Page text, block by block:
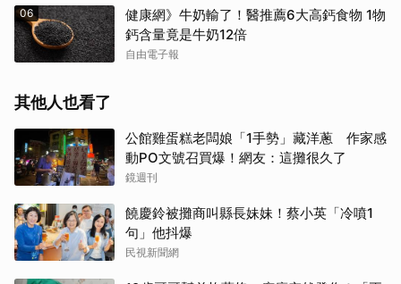
06
健康網》牛奶輸了！醫推薦6大高鈣食物 1物
鈣含量竟是牛奶12倍
自由電子報
其他人也看了
公館雞蛋糕老闆娘「1手勢」藏洋蔥 作家感
動PO文號召買爆！網友：這攤很久了
鏡週刊
饒慶鈴被攤商叫縣長妹妹！蔡小英「冷噴1
句」他抖爆
民視新聞網